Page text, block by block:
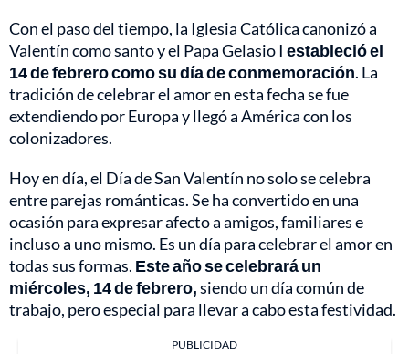
Con el paso del tiempo, la Iglesia Católica canonizó a
Valentín como santo y el Papa Gelasio I estableció el
14 de febrero como su día de conmemoración. La
tradición de celebrar el amor en esta fecha se fue
extendiendo por Europa y llegó a América con los
colonizadores.
Hoy en día, el Día de San Valentín no solo se celebra
entre parejas románticas. Se ha convertido en una
ocasión para expresar afecto a amigos, familiares e
incluso a uno mismo. Es un día para celebrar el amor en
todas sus formas. Este año se celebrará un
miércoles, 14 de febrero,siendo un día común de
trabajo, pero especial para llevar a cabo esta festividad.
PUBLICIDAD